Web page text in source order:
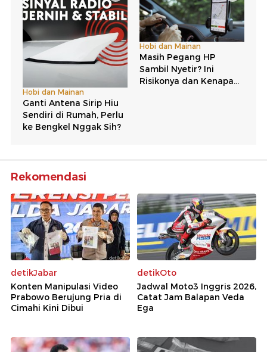
Rekomendasi
detikJabar
Konten Manipulasi Video
Prabowo Berujung Pria di
Cimahi Kini Dibui
detikOto
Jadwal Moto3 Inggris 2026,
Catat Jam Balapan Veda
Ega